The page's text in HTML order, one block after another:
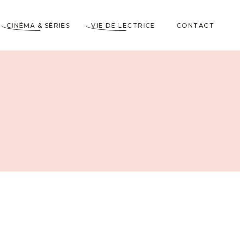
CINÉMA & SÉRIES VIE DE LECTRICE
moi
CONTACT